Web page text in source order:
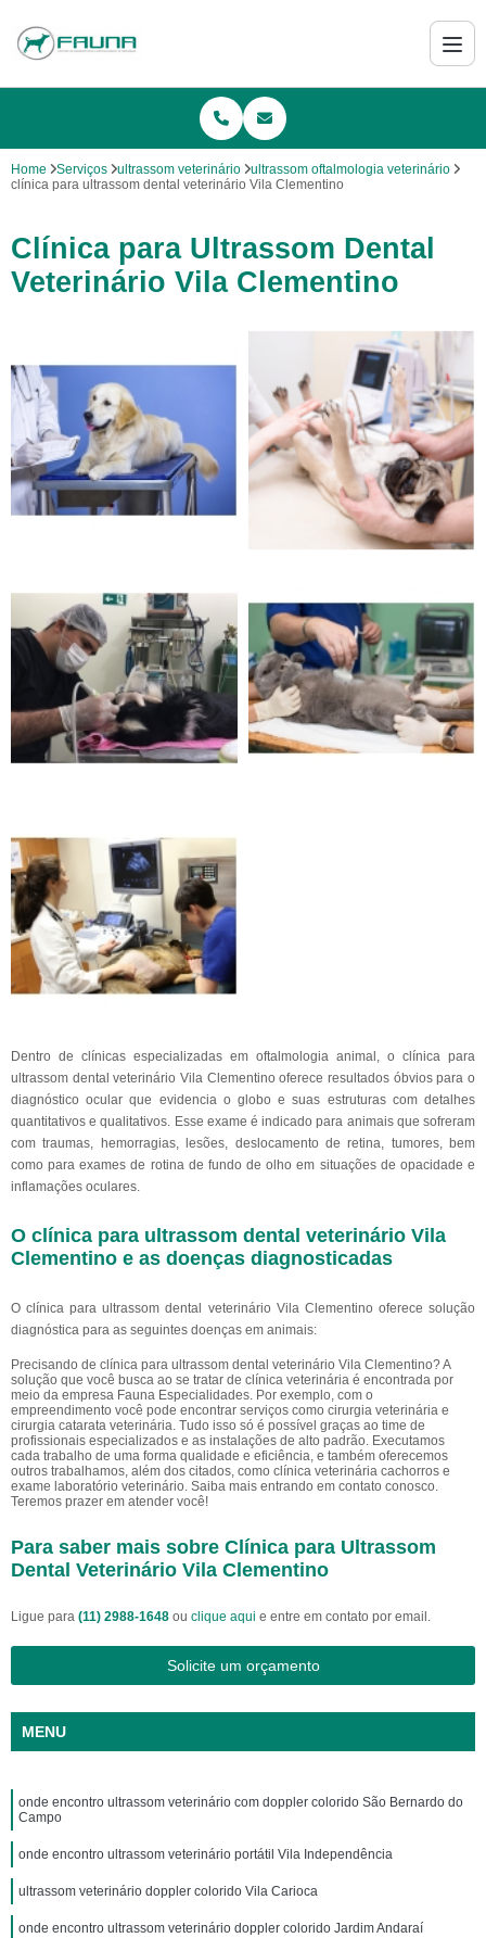
Home Serviços ultrassom veterinário
ultrassom oftalmologia veterinário
clínica para ultrassom dental veterinário Vila Clementino
Clínica para Ultrassom Dental
Veterinário Vila Clementino
Dentro de clínicas especializadas em oftalmologia animal, o clínica para
ultrassom dental veterinário Vila Clementino oferece resultados óbvios para o
diagnóstico ocular que evidencia o globo e suas estruturas com detalhes
quantitativos e qualitativos. Esse exame é indicado para animais que sofreram
com traumas, hemorragias, lesões, deslocamento de retina, tumores, bem
como para exames de rotina de fundo de olho em situações de opacidade e
inflamações oculares.
O clínica para ultrassom dental veterinário Vila
Clementino e as doenças diagnosticadas
O clínica para ultrassom dental veterinário Vila Clementino oferece solução
diagnóstica para as seguintes doenças em animais:
Precisando de clínica para ultrassom dental veterinário Vila Clementino? A
solução que você busca ao se tratar de clínica veterinária é encontrada por
meio da empresa Fauna Especialidades. Por exemplo, com o
empreendimento você pode encontrar serviços como cirurgia veterinária e
cirurgia catarata veterinária. Tudo isso só é possível graças ao time de
profissionais especializados e as instalações de alto padrão. Executamos
cada trabalho de uma forma qualidade e eficiência, e também oferecemos
outros trabalhamos, além dos citados, como clínica veterinária cachorros e
exame laboratório veterinário. Saiba mais entrando em contato conosco.
Teremos prazer em atender você!
Para saber mais sobre Clínica para Ultrassom
Dental Veterinário Vila Clementino
Ligue para (11) 2988-1648 ou clique aqui e entre em contato por email.
Solicite um orçamento
MENU
onde encontro ultrassom veterinário com doppler colorido São Bernardo do
Campo
onde encontro ultrassom veterinário portátil Vila Independência
ultrassom veterinário doppler colorido Vila Carioca
onde encontro ultrassom veterinário doppler colorido Jardim Andaraí